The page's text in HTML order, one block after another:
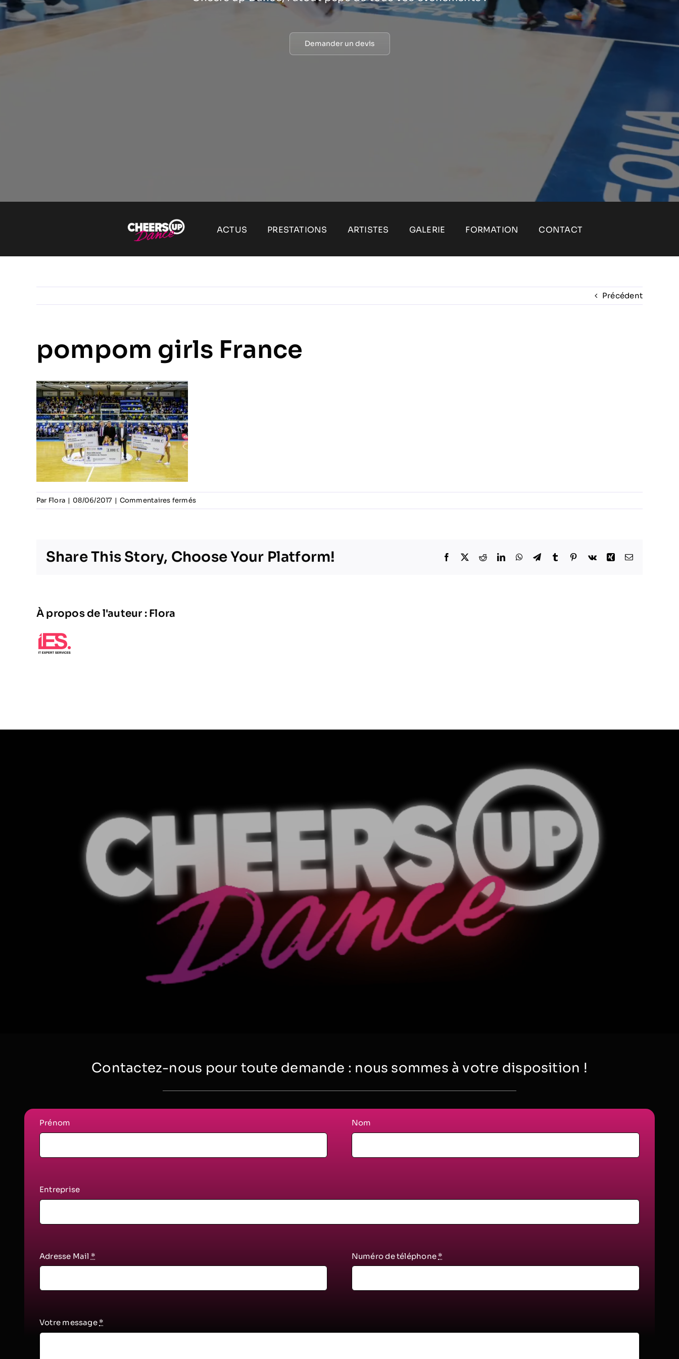
Demander un devis
ACTUS PRESTATIONS ARTISTES GALERIE FORMATION CONTACT
Précédent
pompom girls France
Par Flora | 08/06/2017 | Commentaires ferméssur
pompom
Share This Story, Choose Your Platform! Facebook RedditLinkedInWhatsApp
TelegramTumblr Pinterest
Vk Xing Email
À propos de l'auteur : Flora
Contactez-nous pour toute demande : nous sommes à votre disposition !
Prénom Nom
Entreprise
Adresse Mail * Numéro de téléphone *
Votre message*